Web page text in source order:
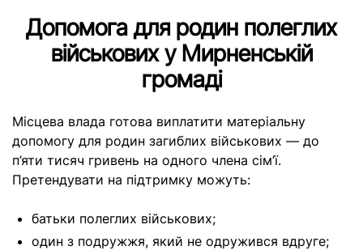
Допомога для родин полеглих
військових у Мирненській
громаді
Місцева влада готова виплатити матеріальну
допомогу для родин загиблих військових — до
п’яти тисяч гривень на одного члена сім’ї.
Претендувати на підтримку можуть:
батьки полеглих військових;
один з подружжя, який не одружився вдруге;